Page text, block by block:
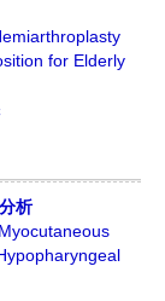
for Elderly
析